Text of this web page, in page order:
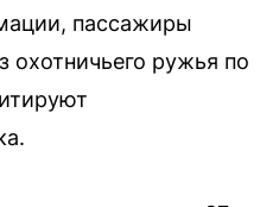
пассажиры
охотничьего ружья по